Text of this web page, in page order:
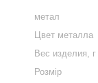
метал
Цвет металла
Вес изделия, г
Розмір